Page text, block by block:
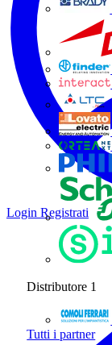
Distributore 1
Tutti i partner
Login Registrati